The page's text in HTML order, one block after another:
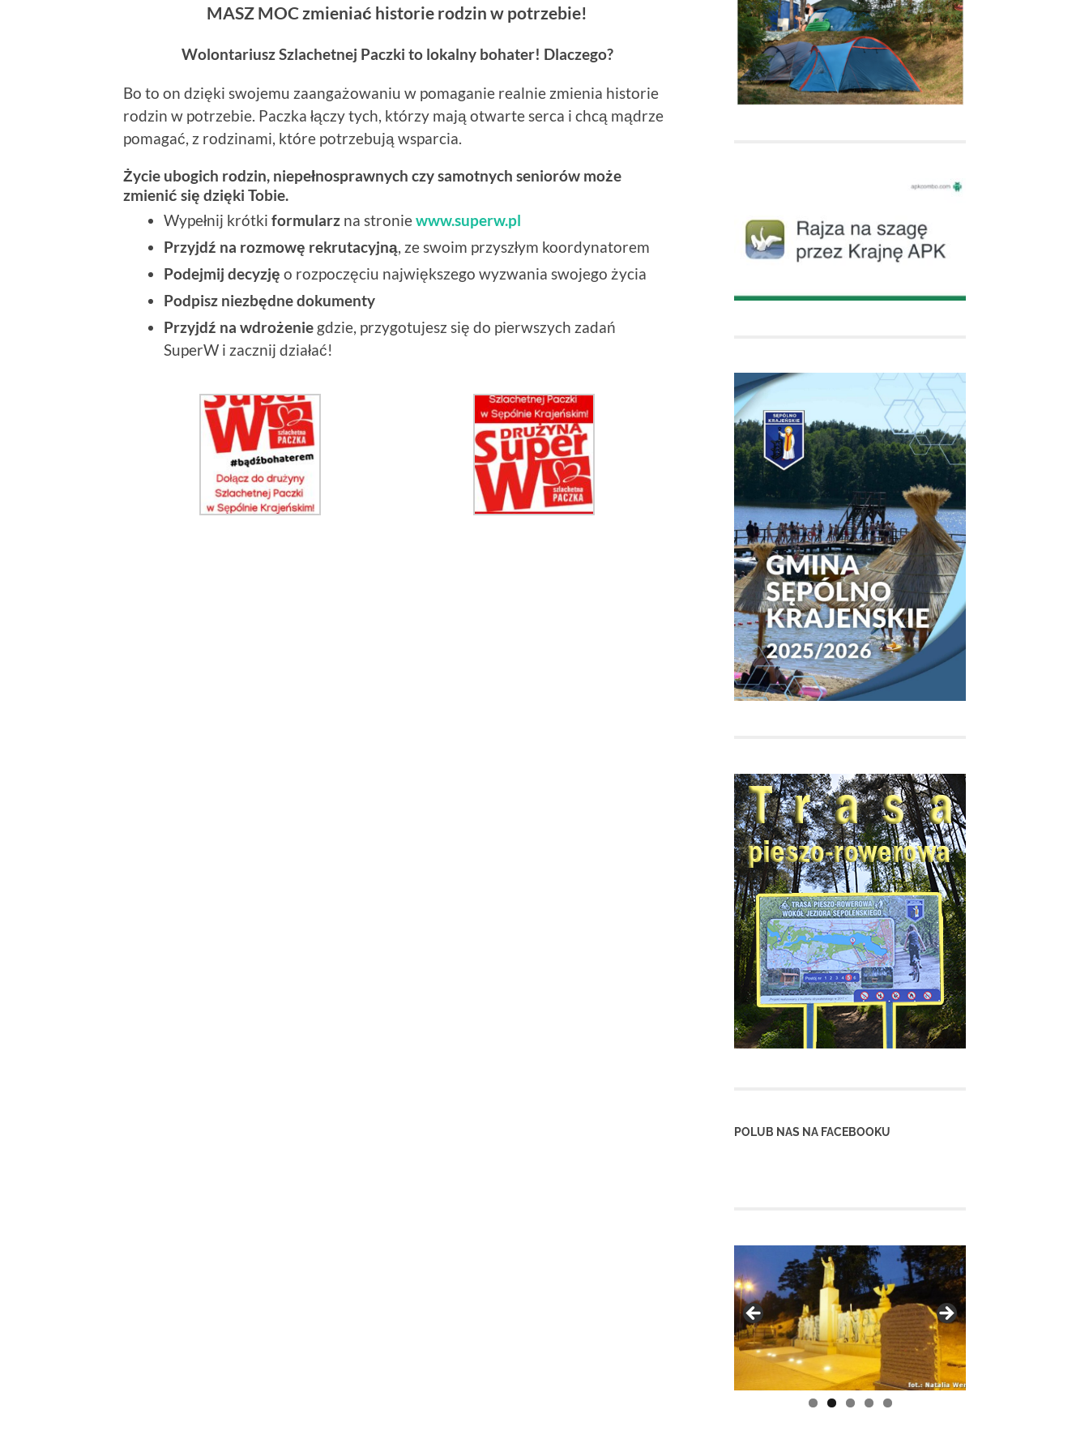
MASZ MOC zmieniać historie rodzin w potrzebie!
Wolontariusz Szlachetnej Paczki to lokalny bohater! Dlaczego?
Bo to on dzięki swojemu zaangażowaniu w pomaganie realnie zmienia historie
rodzin w potrzebie. Paczka łączy tych, którzy mają otwarte serca i chcą mądrze
pomagać, z rodzinami, które potrzebują wsparcia.
Życie ubogich rodzin, niepełnosprawnych czy samotnych seniorów może
zmienić się dzięki Tobie.
Wypełnij krótki formularz na stroniewww.superw.pl
Przyjdź na rozmowę rekrutacyjną, ze swoim przyszłym koordynatorem
Podejmij decyzję o rozpoczęciu największego wyzwania swojego życia
Podpisz niezbędne dokumenty
Przyjdź na wdrożenie gdzie, przygotujesz się do pierwszych zadań
SuperW i zacznij działać!
POLUB NAS NA FACEBOOKU